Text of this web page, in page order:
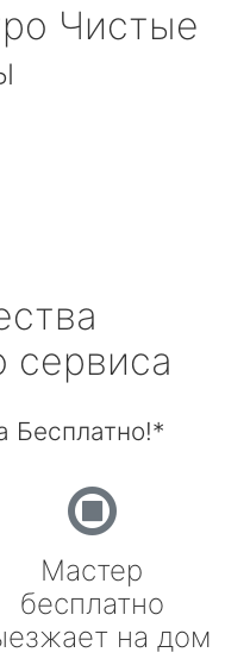
Чистые
сервиса
Бесплатно!*
Мастер
бесплатно
на дом